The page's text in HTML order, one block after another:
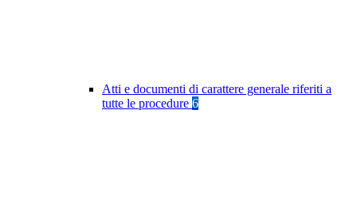
Atti e documenti di carattere generale riferiti a
tutte le procedure 6